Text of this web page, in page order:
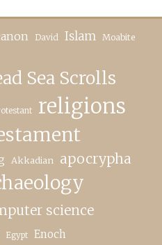
David Islam Moabite
Sea Scrolls
religions
Akkadian apocrypha
science
Egypt Enoch